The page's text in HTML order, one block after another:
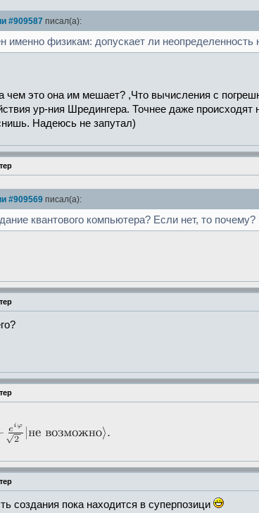
#909587 писал(а):
именно физикам: допускает ли неопределенность
чем это она им мешает? ,Что вычисления с
ур-ния Шредингера. Точнее даже
Надеюсь не запутал)
#909569 писал(а):
квантового компьютера? Если нет, то почему?
создания пока находится в суперпозици